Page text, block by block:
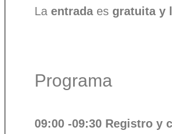
La entrada es gratuita y
Programa
09:00 -09:30 Registro y